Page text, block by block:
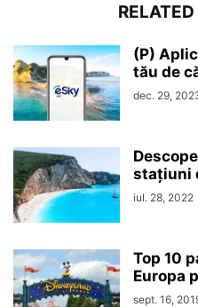
(P)
tău de
dec. 29,
stațiuni
iul. 28, 2022
Top 10
Europa
sept. 16,